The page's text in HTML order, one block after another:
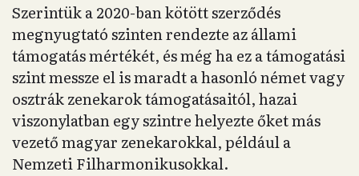
Szerintük a 2020-ban kötött szerződés
megnyugtató szinten rendezte az állami
támogatás mértékét, és még ha ez a támogatási
szint messze el is maradt a hasonló német vagy
osztrák zenekarok támogatásaitól, hazai
viszonylatban egy szintre helyezte őket más
vezető magyar zenekarokkal, például a
Nemzeti Filharmonikusokkal.